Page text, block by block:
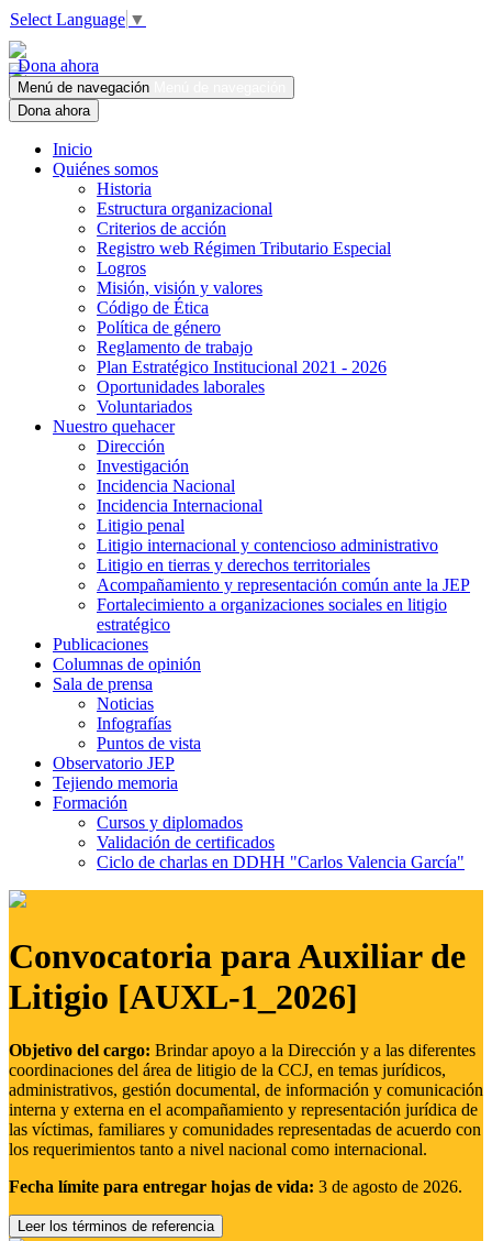
Select Language ▼
Dona ahora
Menú de navegación
Dona ahora
Inicio
Quiénes somos
Historia
Estructura organizacional
Criterios de acción
Registro web Régimen Tributario Especial
Logros
Misión, visión y valores
Código de Ética
Política de género
Reglamento de trabajo
Plan Estratégico Institucional 2021 - 2026
Oportunidades laborales
Voluntariados
Nuestro quehacer
Dirección
Investigación
Incidencia Nacional
Incidencia Internacional
Litigio penal
Litigio internacional y contencioso administrativo
Litigio en tierras y derechos territoriales
Acompañamiento y representación común ante la JEP
Fortalecimiento a organizaciones sociales en litigio
estratégico
Publicaciones
Columnas de opinión
Sala de prensa
Noticias
Infografías
Puntos de vista
Observatorio JEP
Tejiendo memoria
Formación
Cursos y diplomados
Validación de certificados
Ciclo de charlas en DDHH "Carlos Valencia García"
Convocatoria para Auxiliar de
Litigio [AUXL-1_2026]
Objetivo del cargo: Brindar apoyo a la Dirección y a las diferentes
coordinaciones del área de litigio de la CCJ, en temas jurídicos,
administrativos, gestión documental, de información y comunicación
interna y externa en el acompañamiento y representación jurídica de
las víctimas, familiares y comunidades representadas de acuerdo con
los requerimientos tanto a nivel nacional como internacional.
Fecha límite para entregar hojas de vida: 3 de agosto de 2026.
Leer los términos de referencia